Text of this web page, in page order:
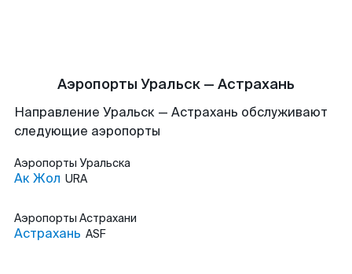
Аэропорты Уральск — Астрахань
Направление Уральск — Астрахань обслуживают
следующие аэропорты
Аэропорты Уральска
Ак Жол URA
Аэропорты Астрахани
Астрахань ASF